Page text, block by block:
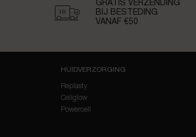
GRATIS VERZENDING
BIJ BESTEDING
VANAF €50
HUIDVERZORGING
Replasty
Cellglow
Powercell